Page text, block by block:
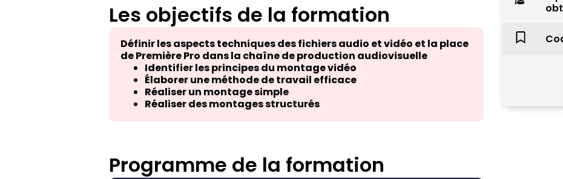
Les objectifs de la formation
Définir les aspects techniques des fichiers audio et vidéo et la place
de Première Pro dans la chaîne de production audiovisuelle
Identifier les principes du montage vidéo
Élaborer une méthode de travail efficace
Réaliser un montage simple
Réaliser des montages structurés
Programme de la formation